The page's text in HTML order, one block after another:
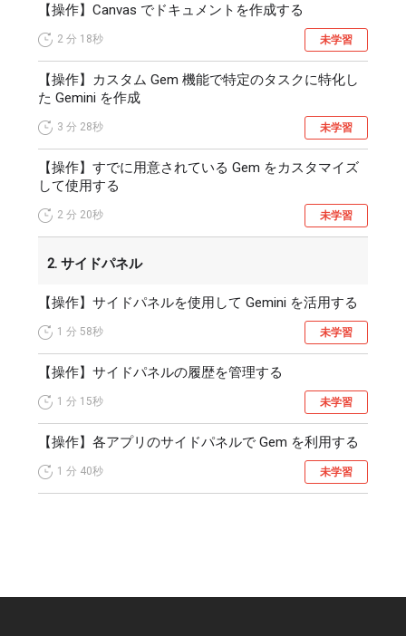
【操作】Canvas でドキュメントを作成する
2 分 18秒 未学習
【操作】カスタム Gem 機能で特定のタスクに特化し
た Gemini を作成
3 分 28秒 未学習
【操作】すでに用意されている Gem をカスタマイズ
して使用する
2 分 20秒 未学習
2. サイドパネル
【操作】サイドパネルを使用して Gemini を活用する
1 分 58秒 未学習
【操作】サイドパネルの履歴を管理する
1 分 15秒 未学習
【操作】各アプリのサイドパネルで Gem を利用する
1 分 40秒 未学習